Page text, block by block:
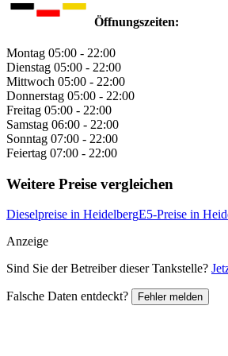
Öffnungszeiten:
Montag 05:00 - 22:00
Dienstag 05:00 - 22:00
Mittwoch 05:00 - 22:00
Donnerstag 05:00 - 22:00
Freitag 05:00 - 22:00
Samstag 06:00 - 22:00
Sonntag 07:00 - 22:00
Feiertag 07:00 - 22:00
Weitere Preise vergleichen
Dieselpreise in HeidelbergE5-Preise in
Anzeige
Sind Sie der Betreiber dieser Tankstelle?
Falsche Daten entdeckt? Fehler melden